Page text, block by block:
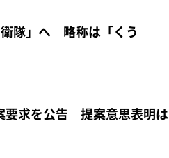
隊」へ 略称は「くう
要求を公告 提案意思表明は